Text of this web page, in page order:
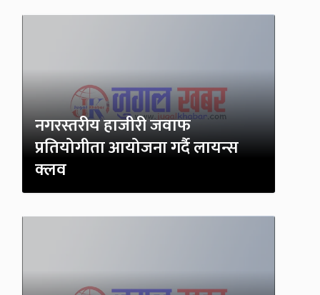
नगरस्तरीय हाजीरी जवाफ
प्रतियोगीता आयोजना गर्दै लायन्स
क्लव